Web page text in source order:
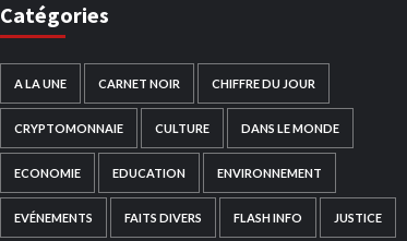
Catégories
A LA UNE CARNET NOIR CHIFFRE DU JOUR
CRYPTOMONNAIE CULTURE DANS LE MONDE
ECONOMIE EDUCATION ENVIRONNEMENT
EVÉNEMENTS FAITS DIVERS FLASH INFO JUSTICE